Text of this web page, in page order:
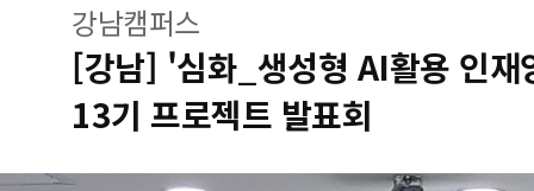
강남캠퍼스
[강남] '심화_생성형 AI활용 인재
13기 프로젝트 발표회